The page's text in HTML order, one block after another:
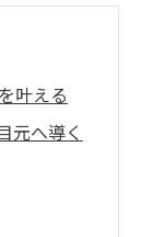
叶える
元へ導く
び方と